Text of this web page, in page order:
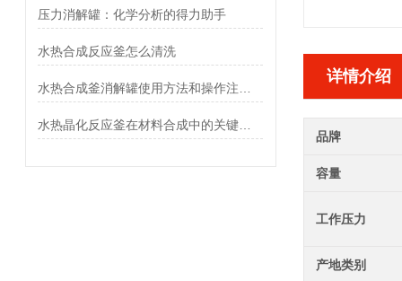
详情介绍
品牌
容量
工作压力
产地类别
压力消解罐：化学分析的得力助手
水热合成反应釜怎么清洗